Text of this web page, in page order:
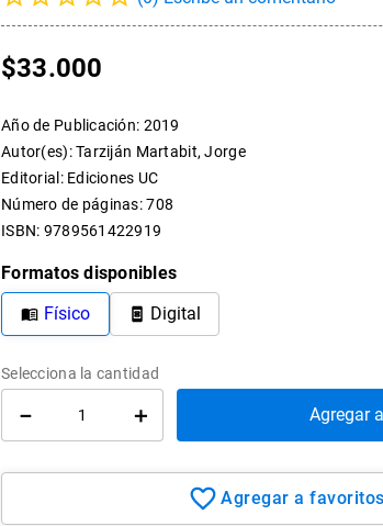
$33.000
Año de Publicación: 2019
Autor(es):Tarziján Martabit, Jorge
Editorial : Ediciones UC
Número de páginas:708
ISBN: 9789561422919
Formatos disponibles
Físico
Digital
＋
－ Agregar